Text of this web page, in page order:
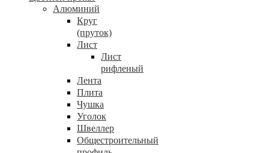
Алюминий
Круг
(пруток)
Лист
Лист
рифленый
Лента
Плита
Чушка
Уголок
Швеллер
Общестроительный